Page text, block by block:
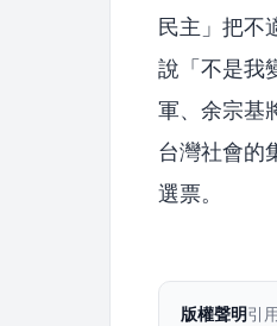
民主」把不
說「不是我
軍、余宗基
台灣社會的
選票。
版權聲明引